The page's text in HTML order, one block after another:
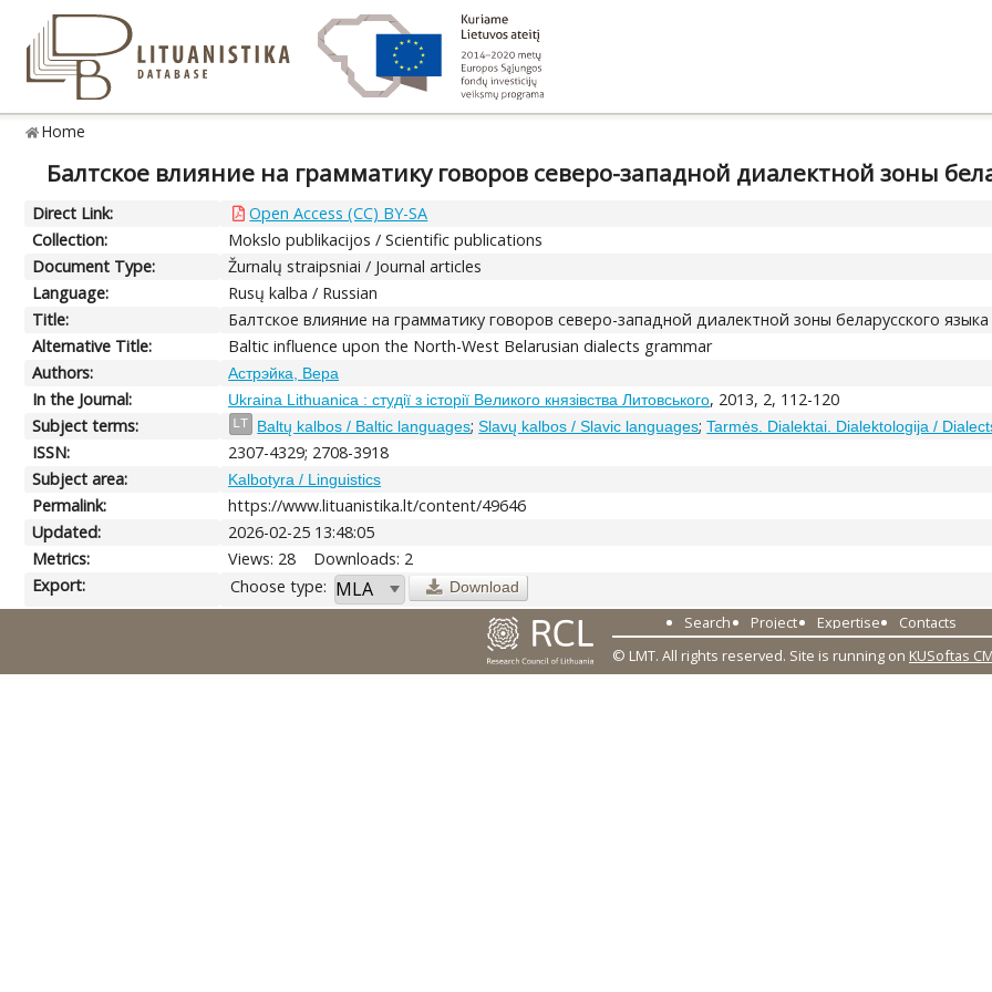
Home
Балтское влияние на грамматику говоров северо-западной диалектной зоны
Direct Link:
Open Access (CC) BY-SA
Collection:
Mokslo publikacijos / Scientific publications
Document Type:
Žurnalų straipsniai / Journal articles
Language:
Rusų kalba / Russian
Title:
Балтское влияние на грамматику говоров северо-западной диалектной зоны беларусского языка
Alternative Title:
Baltic influence upon the North-West Belarusian dialects grammar
Authors:
Астрэйка, Вера
In the Journal: Ukraina Lithuanica : студії з історії Великого князівства Литовського, 2013, 2, 112-120
Subject terms:
LT Baltų kalbos / Baltic languages;Slavų kalbos / Slavic languages;Tarmės. Dialektai. Dialektologija /
ISSN:
2307-4329; 2708-3918
Subject area:
Kalbotyra / Linguistics
Permalink:
https://www.lituanistika.lt/content/49646
Updated:
2026-02-25 13:48:05
Metrics:
Views: 28
Downloads: 2
Export:
Choose type: Download
Search Project Expertise
Contacts
© LMT. All rights reserved. Site is running on KUSoftas